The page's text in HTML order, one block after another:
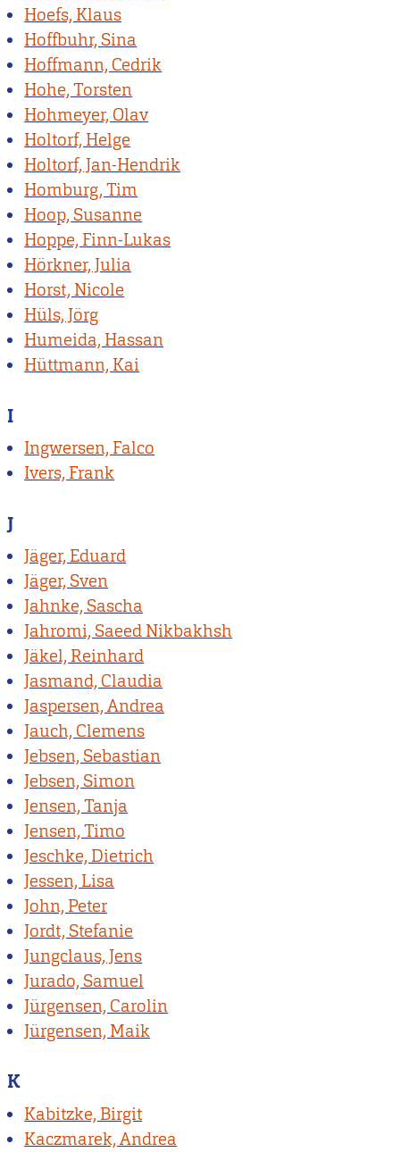
Hoefs, Klaus
Hoffbuhr, Sina
Hoffmann, Cedrik
Hohe, Torsten
Hohmeyer, Olav
Holtorf, Helge
Holtorf, Jan-Hendrik
Homburg, Tim
Hoop, Susanne
Hoppe, Finn-Lukas
Hörkner, Julia
Horst, Nicole
Hüls, Jörg
Humeida, Hassan
Hüttmann, Kai
I
Ingwersen, Falco
Ivers, Frank
J
Jäger, Eduard
Jäger, Sven
Jahnke, Sascha
Jahromi, Saeed Nikbakhsh
Jäkel, Reinhard
Jasmand, Claudia
Jaspersen, Andrea
Jauch, Clemens
Jebsen, Sebastian
Jebsen, Simon
Jensen, Tanja
Jensen, Timo
Jeschke, Dietrich
Jessen, Lisa
John, Peter
Jordt, Stefanie
Jungclaus, Jens
Jurado, Samuel
Jürgensen, Carolin
Jürgensen, Maik
K
Kabitzke, Birgit
Kaczmarek, Andrea